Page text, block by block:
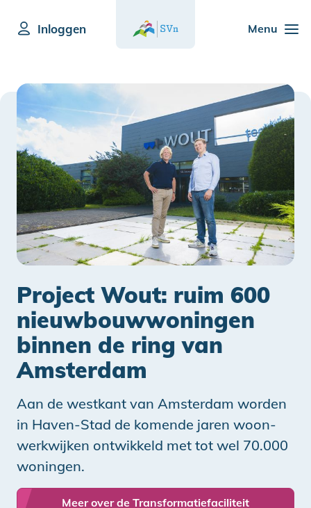
Menu
Inloggen
Project Wout: ruim 600
nieuwbouw­woningen
binnen de ring van
Amsterdam
Aan de westkant van Amsterdam worden
in Haven-Stad de komende jaren woon-
werkwijken ontwikkeld met tot wel 70.000
woningen.
Meer over de Transformatiefaciliteit